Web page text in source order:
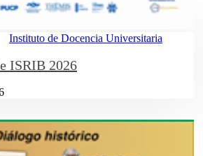
Instituto de Docencia Universitaria
ISRIB 2026